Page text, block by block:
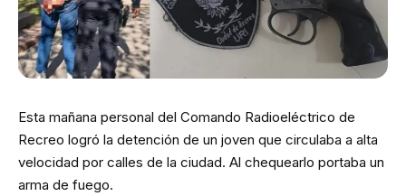
Esta mañana personal del Comando Radioeléctrico de
Recreo logró la detención de un joven que circulaba a alta
velocidad por calles de la ciudad. Al chequearlo portaba un
arma de fuego.